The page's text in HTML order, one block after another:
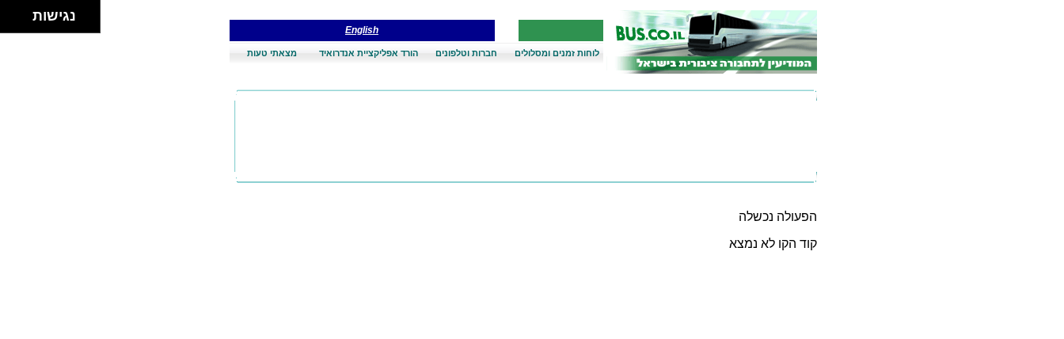
English
לוחות זמנים ומסלולים חברות וטלפונים הורד אפליקציית אנדרואיד מצאתי טעות
הפעולה נכשלה
קוד הקו לא נמצא
נגישות